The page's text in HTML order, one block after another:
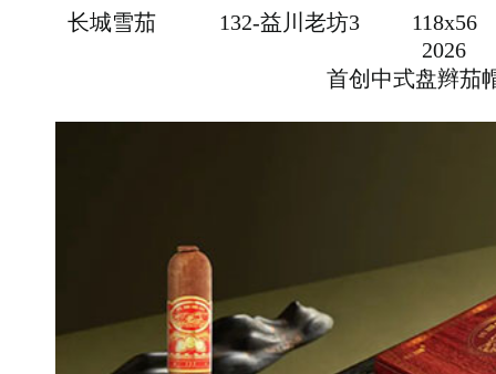
长城雪茄 132-益川老坊3
118x56
2026
首创中式盘辫茄